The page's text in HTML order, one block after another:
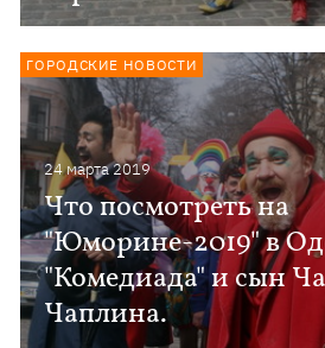
24 марта 2019
Что посмотреть на
"Юморине-2019" в
"Комедиада" и сын
Чаплина.
ГОРОДСКИЕ НОВОСТИ